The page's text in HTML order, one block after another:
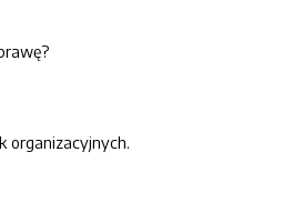
organizacyjnych.